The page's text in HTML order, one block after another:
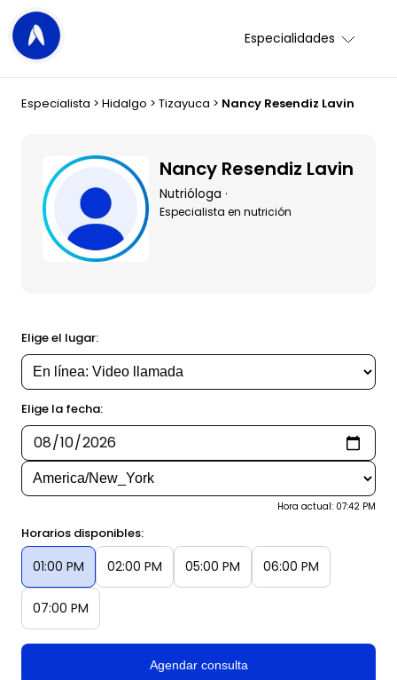
Especialidades
Especialista > Hidalgo > Tizayuca > Nancy Resendiz Lavin
Nancy Resendiz Lavin
Nutrióloga ·
Especialista en nutrición
Elige el lugar:
Elige la fecha:
Hora actual: 07:42 PM
Horarios disponibles:
01:00 PM 02:00 PM 05:00 PM 06:00 PM
07:00 PM
Agendar consulta